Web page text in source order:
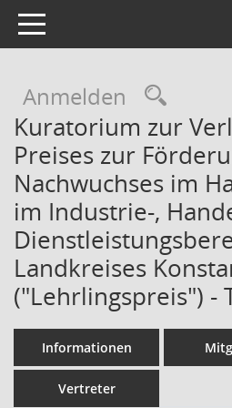
Toggle navigation
Anmelden
Kuratorium zur
Preises zur
Nachwuchses im
im Industrie-,
Landkreises
("Lehrlingspreis") -
Informationen
Vertreter